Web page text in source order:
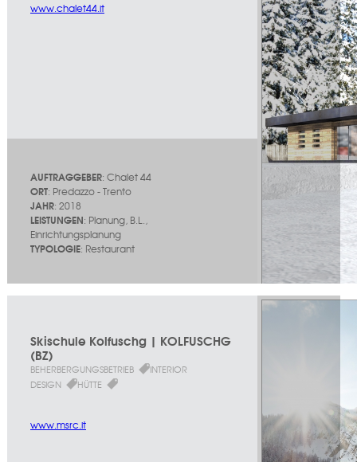
www.chalet44.it
AUFTRAGGEBER: Chalet 44
ORT: Predazzo - Trento
JAHR: 2018
LEISTUNGEN: Planung, B.L.,
Einrichtungsplanung
TYPOLOGIE: Restaurant
Skischule Kolfuschg | KOLFUSCHG
(BZ)
BEHERBERGUNGSBETRIEB
INTERIOR
DESIGN
HÜTTE
www.msrc.it